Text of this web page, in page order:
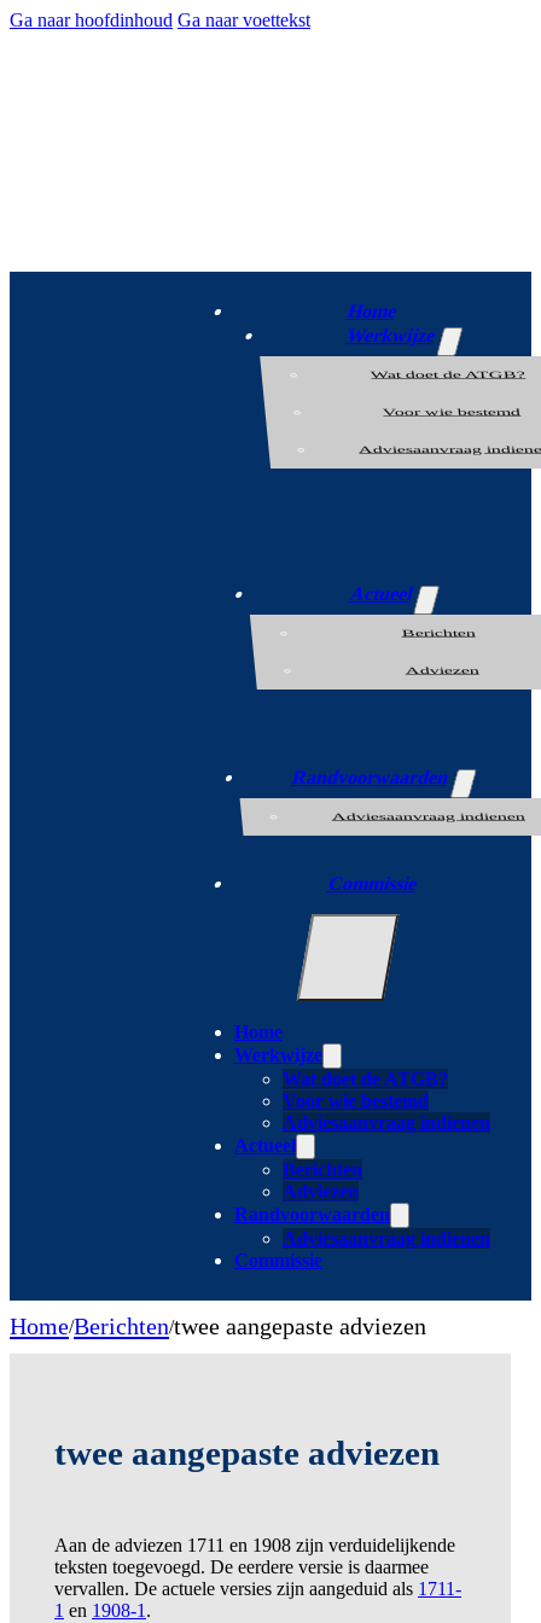
Ga naar hoofdinhoud Ga naar voettekst
Home
Werkwijze
Wat doet de ATGB?
Voor wie bestemd
Adviesaanvraag
Actueel
Berichten
Adviezen
Randvoorwaarden
Adviesaanvraag indienen
Commissie
Home
Werkwijze
Wat doet de ATGB?
Voor wie bestemd
Adviesaanvraag indienen
Actueel
Berichten
Adviezen
Randvoorwaarden
Adviesaanvraag indienen
Commissie
Home/Berichten/twee aangepaste adviezen
twee aangepaste adviezen
Aan de adviezen 1711 en 1908 zijn verduidelijkende
teksten toegevoegd. De eerdere versie is daarmee
vervallen. De actuele versies zijn aangeduid als 1711-
1 en 1908-1 .